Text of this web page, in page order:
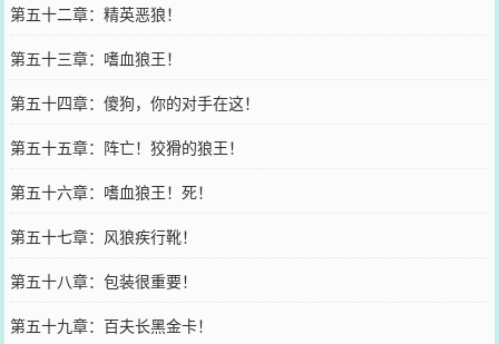
第五十二章：精英恶狼！
第五十三章：嗜血狼王！
第五十四章：傻狗，你的对手在这！
第五十五章：阵亡！狡猾的狼王！
第五十六章：嗜血狼王！死！
第五十七章：风狼疾行靴！
第五十八章：包装很重要！
第五十九章：百夫长黑金卡！